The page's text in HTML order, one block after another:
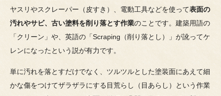
ヤスリやスクレーパー（皮すき）、電動工具などを使って表面の
汚れやサビ、古い塗料を削り落とす作業のことです。建築用語の
「クリーン」や、英語の「Scraping（削り落とし）」が訛ってケ
レンになったという説が有力です。
単に汚れを落とすだけでなく、ツルツルとした塗装面にあえて細
かな傷をつけてザラザラにする目荒らし（目あらし）という作業